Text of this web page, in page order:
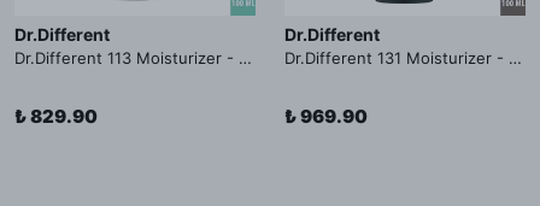
Dr.Different
Dr.Different 113 Moisturizer - Yağlı ve Hassas Cilt Tipleri İçin Yağ Asidi İçerikli Nemlendirici Krem
₺ 829.90
Dr.Different
Dr.Different 131 Moisturizer - Yaşlanma ve Kırışıklık Karşıtı Kolesterol İçerikli Nemlendirici Krem
₺ 969.90